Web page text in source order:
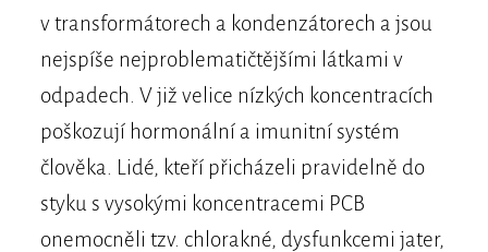
v transformátorech a kondenzátorech a jsou
nejspíše nejproblematičtějšími látkami v
odpadech. V již velice nízkých koncentracích
poškozují hormonální a imunitní systém
člověka. Lidé, kteří přicházeli pravidelně do
styku s vysokými koncentracemi PCB
onemocněli tzv. chlorakné, dysfunkcemi jater,